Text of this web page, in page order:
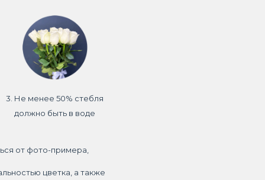
3. Не менее 50% стебля
должно быть в воде
от фото-примера,
цветка, а также